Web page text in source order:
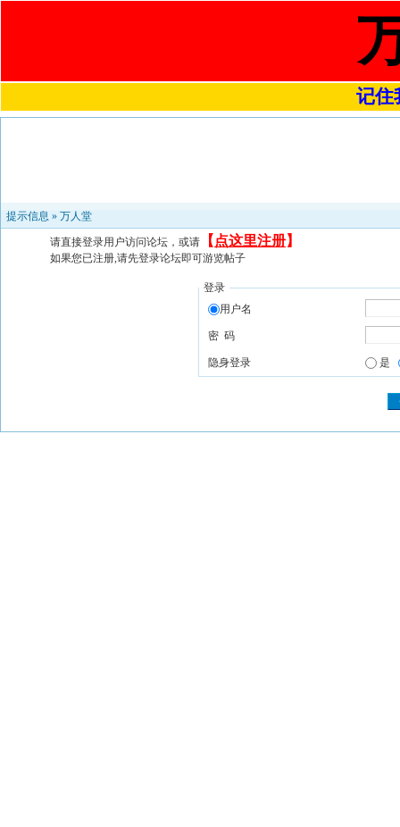
记住
提示信息 » 万人堂
请直接登录用户访问论坛，或请 【 点这里注册】
如果您已注册,请先登录论坛即可游览帖子
登录
用户名
密 码
隐身登录 是